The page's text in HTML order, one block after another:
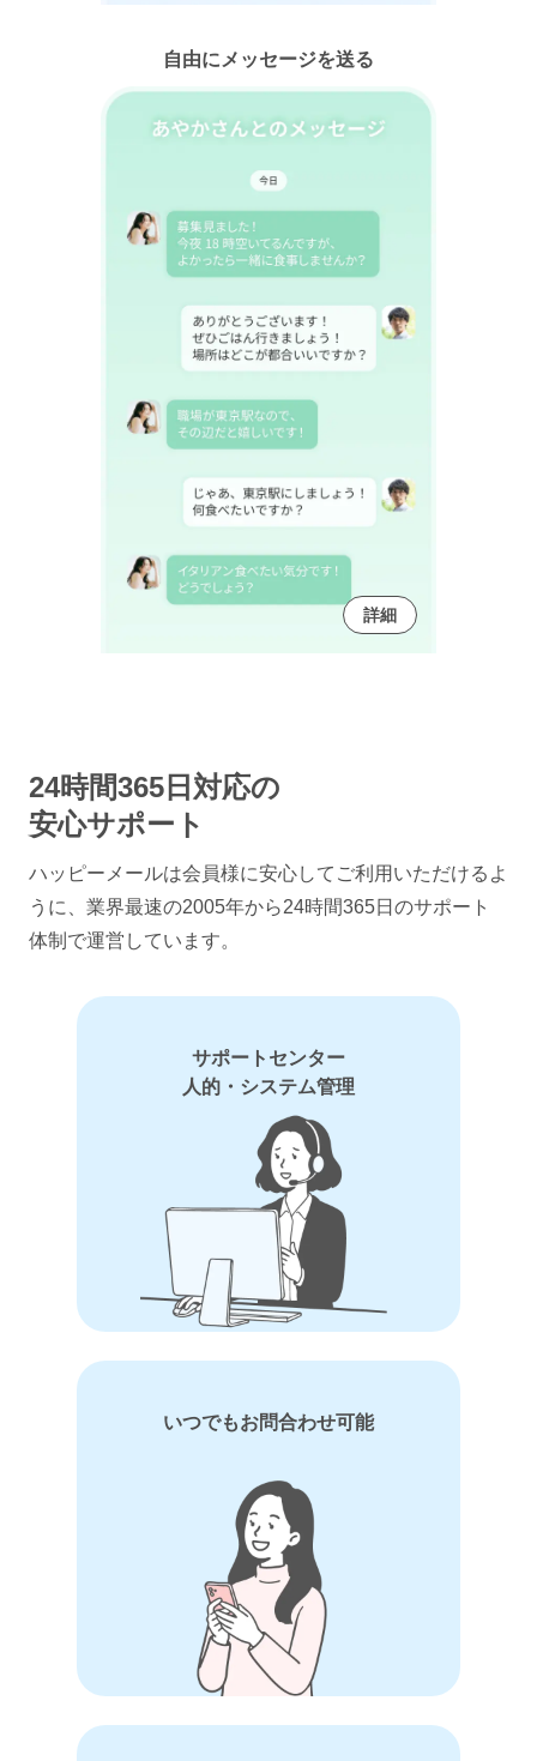
自由にメッセージを送る
詳細
24時間365日対応の
安心サポート
ハッピーメールは会員様に安心してご利用いただけるよ
うに、 業界最速の2005年から24時間365日のサポート
体制で運営しています。
サポートセンター
人的・システム管理
いつでもお問合わせ可能